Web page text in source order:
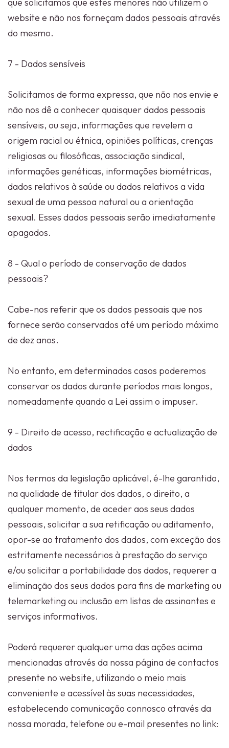
website e não nos forneçam dados pessoais através
do mesmo.
7 - Dados sensíveis
Solicitamos de forma expressa, que não nos envie e
não nos dê a conhecer quaisquer dados pessoais
sensíveis, ou seja, informações que revelem a
origem racial ou étnica, opiniões políticas, crenças
religiosas ou filosóficas, associação sindical,
informações genéticas, informações biométricas,
dados relativos à saúde ou dados relativos a vida
sexual de uma pessoa natural ou a orientação
sexual. Esses dados pessoais serão imediatamente
apagados.
8 - Qual o período de conservação de dados
pessoais?
Cabe-nos referir que os dados pessoais que nos
fornece serão conservados até um período máximo
de dez anos.
No entanto, em determinados casos poderemos
conservar os dados durante períodos mais longos,
nomeadamente quando a Lei assim o impuser.
9 - Direito de acesso, rectificação e actualização de
dados
Nos termos da legislação aplicável, é-lhe garantido,
na qualidade de titular dos dados, o direito, a
qualquer momento, de aceder aos seus dados
pessoais, solicitar a sua retificação ou aditamento,
opor-se ao tratamento dos dados, com exceção dos
estritamente necessários à prestação do serviço
e/ou solicitar a portabilidade dos dados, requerer a
eliminação dos seus dados para fins de marketing ou
telemarketing ou inclusão em listas de assinantes e
serviços informativos.
Poderá requerer qualquer uma das ações acima
mencionadas através da nossa página de contactos
presente no website, utilizando o meio mais
conveniente e acessível às suas necessidades,
estabelecendo comunicação connosco através da
nossa morada, telefone ou e-mail presentes no link: